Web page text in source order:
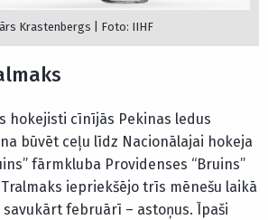
Krastenbergs | Foto: IIHF
hokejisti cīnījās Pekinas ledus
būvēt ceļu līdz Nacionālajai hokeja
fārmkluba Providenses “Bruins”
iepriekšējo trīs mēnešu laikā
savukārt februārī – astoņus. Īpaši